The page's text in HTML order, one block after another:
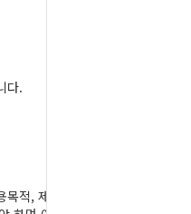
다.
적, 제